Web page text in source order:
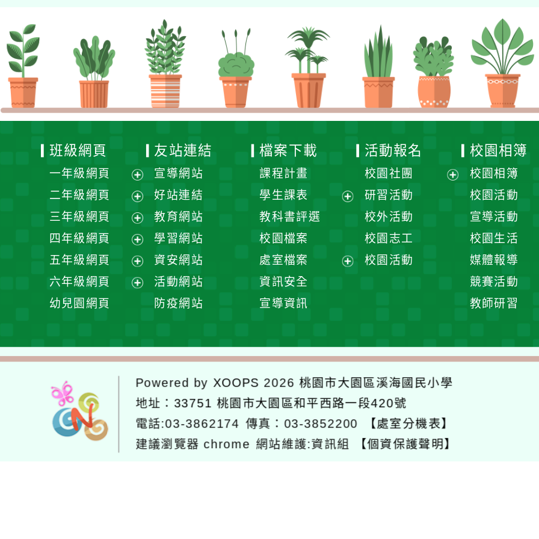
班級網頁
一年級網頁
展
選
單
二年級網頁
展
選
單
三年級網頁
展
開
選
單
四年級網頁
展
開
選
五年級網頁
展
開
六年級網頁
單
幼兒園網頁
友站連結
宣導網站
好站連結
教育網站
學習網站
資安網站
活動網站
防疫網站
檔案下載
課程計畫
學生課表
單
教科書評選
校園檔案
處室檔案
資訊安全
宣導資訊
活動報名
校園社團
研習活動
校外活動
校園志工
校園活動
校園相簿
校園相簿
校園活動
宣導活動
校園生活
媒體報導
競賽活動
教師研習
Powered by XOOPS 2026桃園市大園區溪海國民小學
地址： 33751 桃園市大園區和平西路一段420號
電話:03-3862174 傳真：03-3852200
【處室分機表】
建議瀏覽器 chrome 網站維護:資訊組 【個資保護聲明】